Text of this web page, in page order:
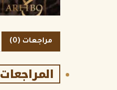
مراجعات (0)
المراجعات